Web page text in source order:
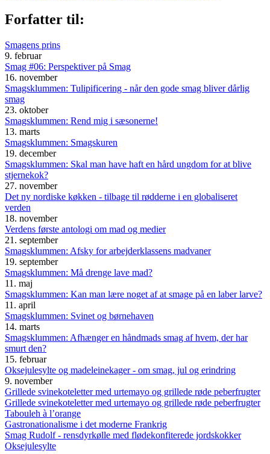
Forfatter til:
Smagens prins
9. februar
Smag #06: Perspektiver på Smag
16. november
Smagsklummen: Tulipificering - når den gode smag bliver dårlig
smag
23. oktober
Smagsklummen: Rend mig i sæsonerne!
13. marts
Smagsklummen: Smagskuren
19. december
Smagsklummen: Skal man have haft en hård ungdom for at blive
stjernekok?
27. november
Det ny nordiske køkken - tilbage til rødderne i en globaliseret
verden
18. november
Verdens første antologi om mad og medier
21. september
Smagsklummen: Afsky for arbejderklassens madvaner
19. september
Smagsklummen: Må drenge lave mad?
11. maj
Smagsklummen: Kan man lære noget af at smage på en laber larve?
11. april
Smagsklummen: Svinet og børnehaven
14. marts
Smagsklummen: Afhænger en håndmads smag af hvem, der har
smurt den?
15. februar
Oksejulesylte og madeleinekager - om smag, jul og erindring
9. november
Grillede svinekoteletter med urtemayo og grillede røde peberfrugter
Grillede svinekoteletter med urtemayo og grillede røde peberfrugter
Tabouleh à l’orange
Gastronationalisme i det moderne Frankrig
Smag Rudolf - rensdyrkølle med flødekonfiterede jordskokker
Oksejulesylte